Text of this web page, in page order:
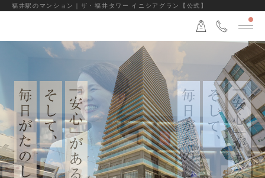
福井駅のマンション｜ザ・福井タワー イニシアグラン【公式】